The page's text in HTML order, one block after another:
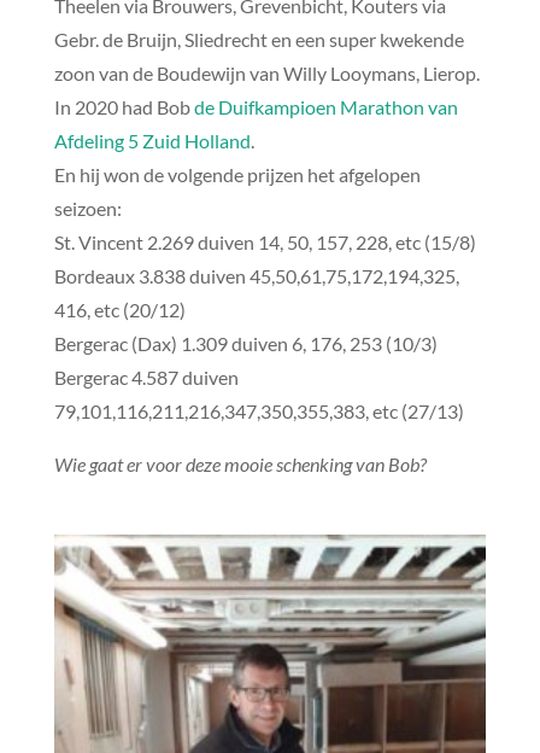
Theelen via Brouwers, Grevenbicht, Kouters via
Gebr. de Bruijn, Sliedrecht en een super kwekende
zoon van de Boudewijn van Willy Looymans, Lierop.
In 2020 had Bobde Duifkampioen Marathon van
Afdeling 5 Zuid Holland
En hij won de volgende prijzen het afgelopen
seizoen:
St. Vincent 2.269 duiven 14, 50, 157, 228, etc (15/8)
Bordeaux 3.838 duiven 45,50,61,75,172,194,325,
416, etc (20/12)
Bergerac (Dax) 1.309 duiven 6, 176, 253 (10/3)
Bergerac 4.587 duiven
79,101,116,211,216,347,350,355,383, etc (27/13)
Wie gaat er voor deze mooie schenking van Bob?